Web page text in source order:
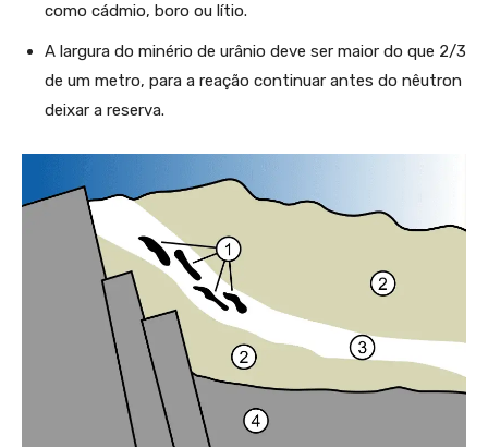
como cádmio, boro ou lítio.
A largura do minério de urânio deve ser maior do que 2/3
de um metro, para a reação continuar antes do nêutron
deixar a reserva.